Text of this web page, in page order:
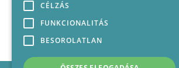
CÉLZÁS
FUNKCIONALITÁS
BESOROLATLAN